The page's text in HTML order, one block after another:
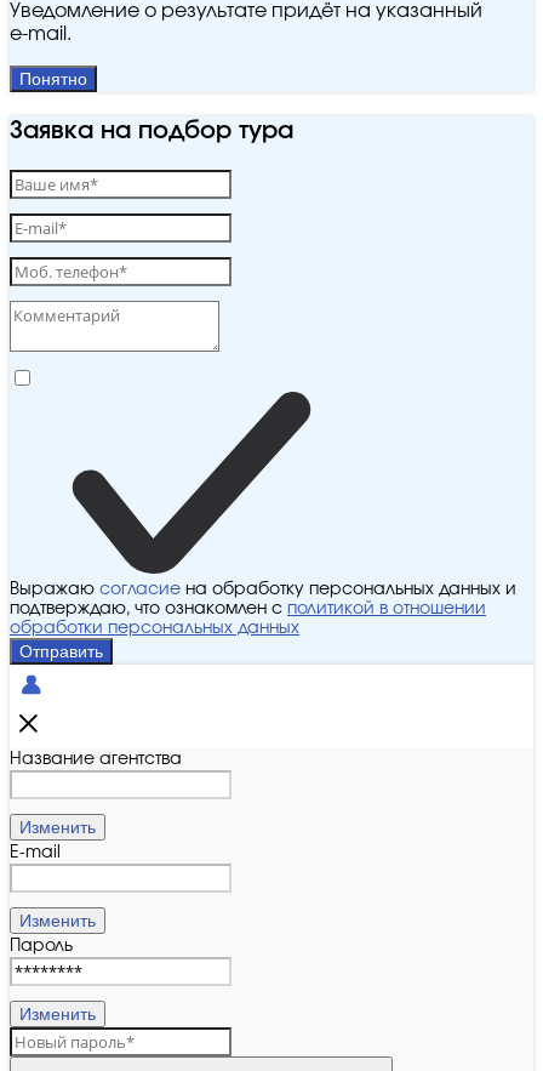
Уведомление о результате придёт на указанный
e‑mail.
Понятно
Заявка на подбор тура
Выражаю согласие на обработку персональных данных и
подтверждаю, что ознакомлен с политикой в отношении
обработки персональных данных
Отправить
Название агентства
Изменить
E-mail
Изменить
Пароль
Изменить